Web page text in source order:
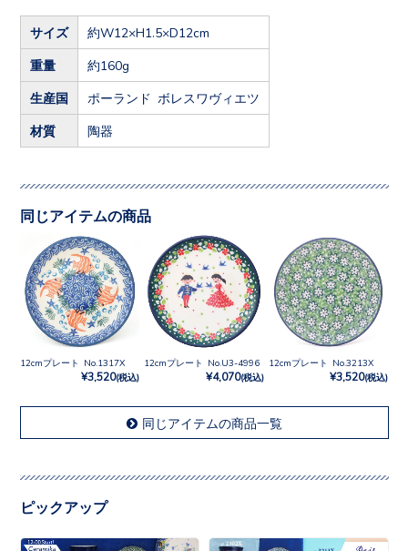
サイズ 約W12×H1.5×D12cm
重量 約160g
生産国 ポーランド ボレスワヴィエツ
材質 陶器
同じアイテムの商品
12cmプレート No.1317X
¥3,520(税込)
12cmプレート No.U3-4996
¥4,070(税込)
12cmプレート No.3213X
¥3,520(税込)
同じアイテムの商品一覧
ピックアップ